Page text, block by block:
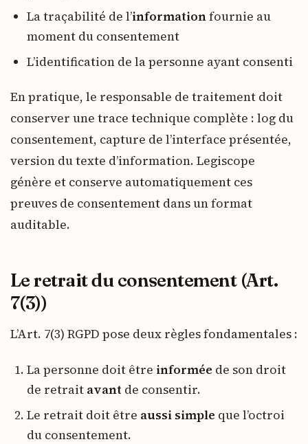
La traçabilité de l’informationfournie au
moment du consentement
L’identification de la personne ayant consenti
En pratique, le responsable de traitement doit
conserver une trace technique complète : log du
consentement, capture de l’interface présentée,
version du texte d’information. Legiscope
génère et conserve automatiquement ces
preuves de consentement dans un format
auditable.
Le retrait du consentement (Art.
7(3))
L’Art. 7(3) RGPD pose deux règles fondamentales :
La personne doit être informée de son droit
de retrait avant de consentir.
Le retrait doit être aussi simple que l’octroi
du consentement.